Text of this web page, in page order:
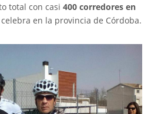
total con casi 400 corredores en
en la provincia de Córdoba.